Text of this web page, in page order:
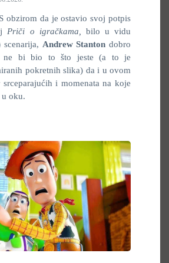
S obzirom da je ostavio svoj potpis
Priči o igračkama, bilo u vidu
Andrew Stanton dobro
ne bi bio to što jeste (a to je
pokretnih slika) da i u ovom
i momenata na koje
u oku.